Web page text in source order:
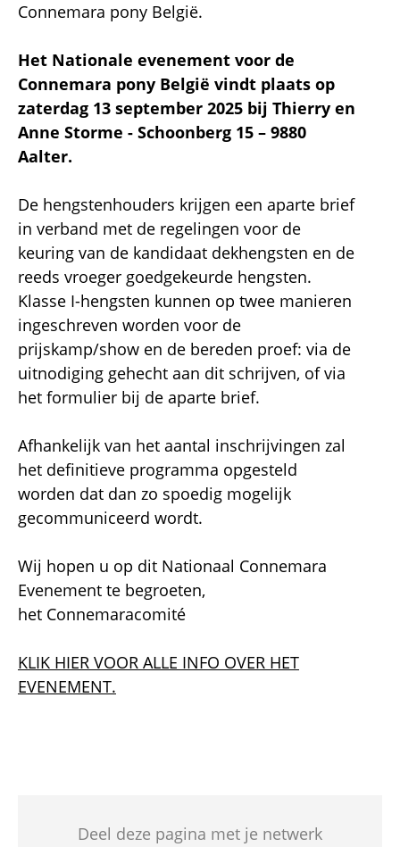
Connemara pony België.
Het Nationale evenement voor de
Connemara pony België vindt plaats op
zaterdag 13 september 2025 bij Thierry en
Anne Storme - Schoonberg 15 – 9880
Aalter.
De hengstenhouders krijgen een aparte brief
in verband met de regelingen voor de
keuring van de kandidaat dekhengsten en de
reeds vroeger goedgekeurde hengsten.
Klasse I-hengsten kunnen op twee manieren
ingeschreven worden voor de
prijskamp/show en de bereden proef: via de
uitnodiging gehecht aan dit schrijven, of via
het formulier bij de aparte brief.
Afhankelijk van het aantal inschrijvingen zal
het definitieve programma opgesteld
worden dat dan zo spoedig mogelijk
gecommuniceerd wordt.
Wij hopen u op dit Nationaal Connemara
Evenement te begroeten,
het Connemaracomité
KLIK HIER VOOR ALLE INFO OVER HET
EVENEMENT.
Deel deze pagina met je netwerk